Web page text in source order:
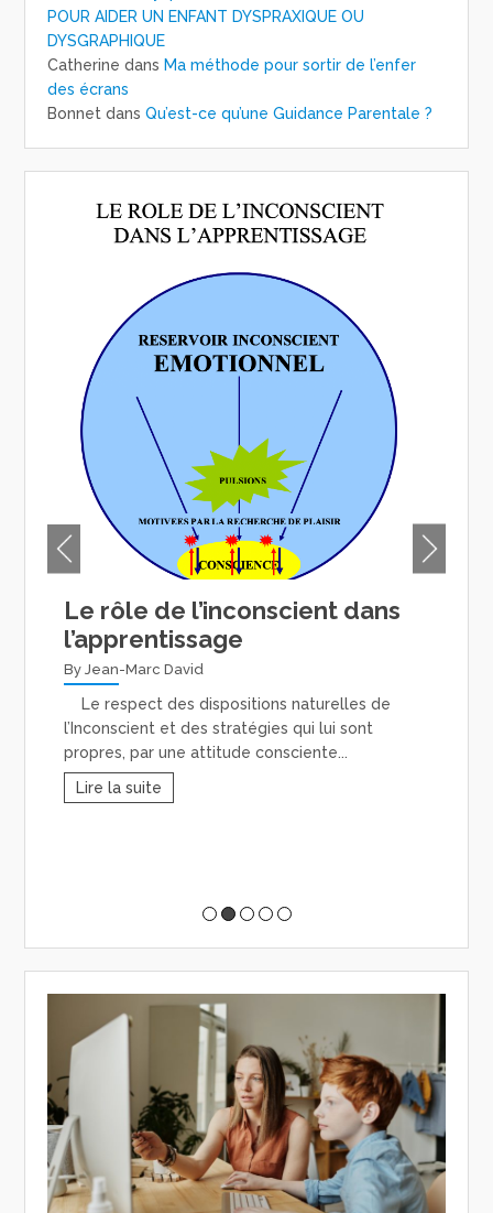
POUR AIDER UN ENFANT DYSPRAXIQUE OU
DYSGRAPHIQUE
Catherine dans Ma méthode pour sortir de l’enfer
des écrans
Bonnet dansQu’est-ce qu’une Guidance Parentale ?
Le rôle de l’inconscient dans
l’apprentissage
By Jean-Marc David
Le respect des dispositions naturelles de
l’Inconscient et des stratégies qui lui sont
propres, par une attitude consciente...
Lire la suite